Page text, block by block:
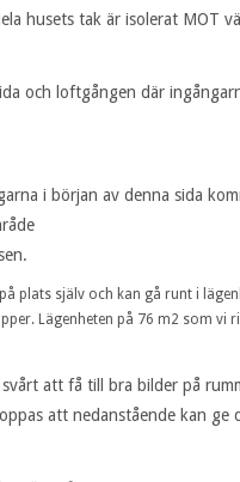
husets tak är isolerat MOT
och loftgången där
i början av denna sida
plats själv och kan gå runt i
Lägenheten på 76 m2 som vi
att få till bra bilder på
att nedanstående kan ge